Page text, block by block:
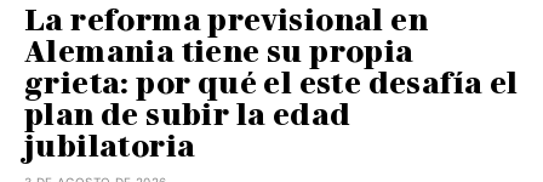
La reforma previsional en
Alemania tiene su propia
grieta: por qué el este desafía el
plan de subir la edad
jubilatoria